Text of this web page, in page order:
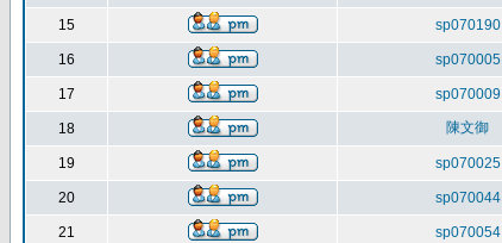
15 sp070190
16 sp070005
17 sp070009
18 陳文御
19 sp070025
20 sp070044
21 sp070054